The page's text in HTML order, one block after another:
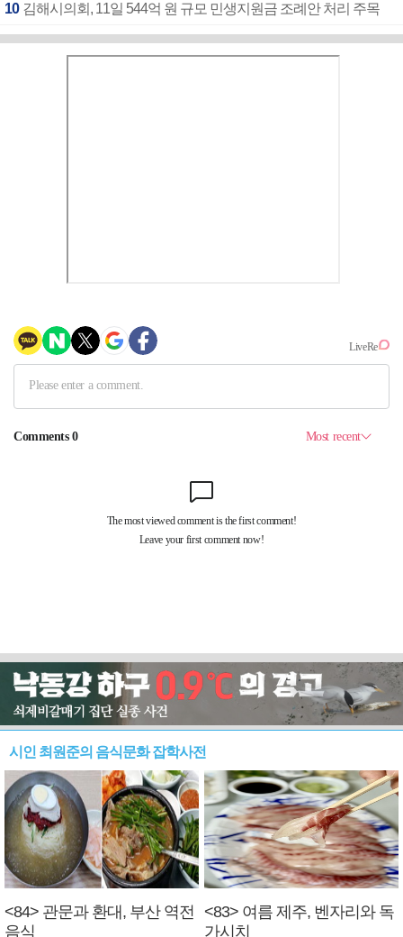
10 김해시의회, 11일 544억 원 규모 민생지원금 조례안 처리 주목
시인 최원준의 음식문화 잡학사전
<84> 관문과 환대, 부산 역전
음식
<83> 여름 제주, 벤자리와 독
가시치